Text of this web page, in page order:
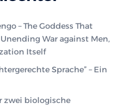
– The Goddess That
War against Men,
Itself
Sprache” – Ein
zwei biologische